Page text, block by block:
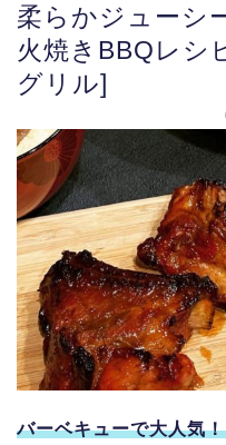
柔らかジューシ
火焼きBBQレシ
グリル]
バーベキューで大人気